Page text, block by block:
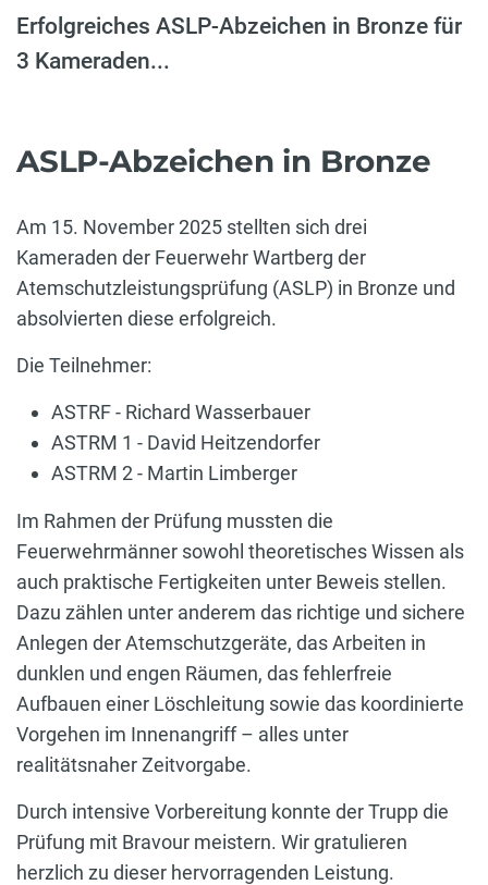
Erfolgreiches ASLP-Abzeichen in Bronze für
3 Kameraden...
ASLP-Abzeichen in Bronze
Am 15. November 2025 stellten sich drei
Kameraden der Feuerwehr Wartberg der
Atemschutzleistungsprüfung (ASLP) in Bronze und
absolvierten diese erfolgreich.
Die Teilnehmer:
ASTRF - Richard Wasserbauer
ASTRM 1 - David Heitzendorfer
ASTRM 2 - Martin Limberger
Im Rahmen der Prüfung mussten die
Feuerwehrmänner sowohl theoretisches Wissen als
auch praktische Fertigkeiten unter Beweis stellen.
Dazu zählen unter anderem das richtige und sichere
Anlegen der Atemschutzgeräte, das Arbeiten in
dunklen und engen Räumen, das fehlerfreie
Aufbauen einer Löschleitung sowie das koordinierte
Vorgehen im Innenangriff – alles unter
realitätsnaher Zeitvorgabe.
Durch intensive Vorbereitung konnte der Trupp die
Prüfung mit Bravour meistern. Wir gratulieren
herzlich zu dieser hervorragenden Leistung.